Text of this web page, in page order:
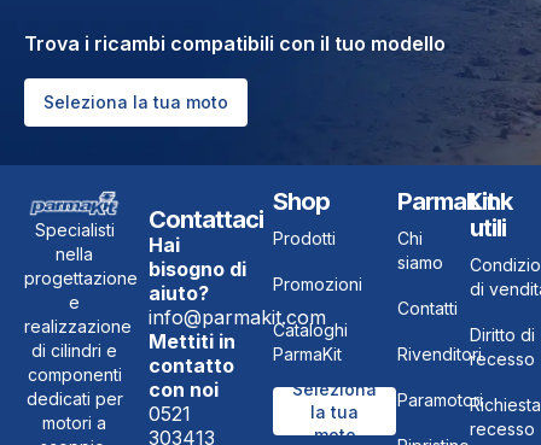
Trova i ricambi compatibili con il tuo modello
Seleziona la tua moto
Specialisti
nella
progettazione
e
realizzazione
di cilindri e
componenti
dedicati per
motori a
Contattaci
Hai
bisogno di
aiuto?
info@parmakit.com
Mettiti in
contatto
con noi
0521
303413
Shop
Prodotti
Promozioni
Cataloghi
ParmaKit
Seleziona
la tua
moto
ParmaKit
Chi
siamo
Contatti
Rivenditori
Paramotori
Link
utili
di
Diritto di
recesso
Richiesta
recesso